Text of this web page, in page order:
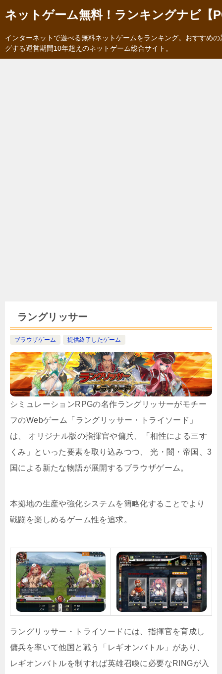
ネットゲーム無料！ランキングナビ【
インターネットで遊べる無料ネットゲームをランキング。おすすめ
グする運営期間10年超えのネットゲーム総合サイト。
ラングリッサー
ブラウザゲーム 提供終了したゲーム
シミュレーションRPGの名作ラングリッサーがモチー
フのWebゲーム「ラングリッサー・トライソード」
は、 オリジナル版の指揮官や傭兵、「相性による三す
くみ」といった要素を取り込みつつ、 光・闇・帝国、3
国による新たな物語が展開するブラウザゲーム。
本拠地の生産や強化システムを簡略化することでより
戦闘を楽しめるゲーム性を追求。
ラングリッサー・トライソードには、指揮官を育成し
傭兵を率いて他国と戦う「レギオンバトル」があり、
レギオンバトルを制すれば英雄召喚に必要なRINGが入